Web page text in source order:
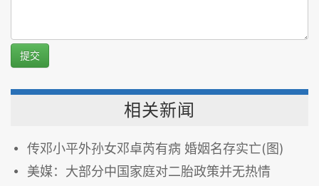
提交
相关新闻
传邓小平外孙女邓卓芮有病 婚姻名存实亡(图)
美媒：大部分中国家庭对二胎政策并无热情